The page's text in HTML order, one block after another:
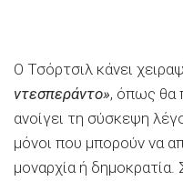
Ο Τσόρτσιλ κάνει
ντεσπεράντο», όπως θα
ανοίγει τη σύσκεψη
μόνοι που μπορούν να
μοναρχία ή